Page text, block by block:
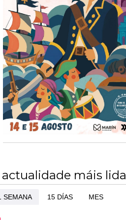
actualidade máis lida
SEMANA 15 DÍAS MES